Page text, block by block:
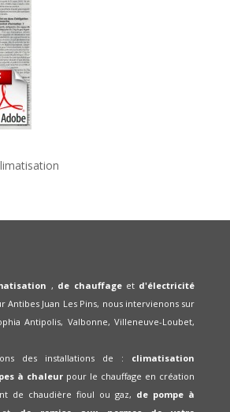
, de chauffageet d'électricité
Antibes Juan Les Pins, nous intervienons sur
Antipolis, Valbonne, Villeneuve-Loubet,
des installations de : climatisation
à chaleurpour le chauffage en création
de chaudière fioul ou gaz, de pompe à